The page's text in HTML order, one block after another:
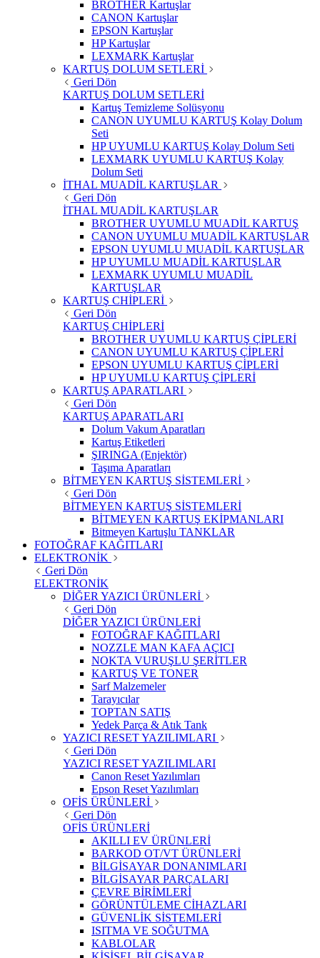
BROTHER Kartuşlar
CANON Kartuşlar
EPSON Kartuşlar
HP Kartuşlar
LEXMARK Kartuşlar
KARTUŞ DOLUM SETLERİ
Geri Dön
KARTUŞ DOLUM SETLERİ
Kartuş Temizleme Solüsyonu
CANON UYUMLU KARTUŞ Kolay Dolum
Seti
HP UYUMLU KARTUŞ Kolay Dolum Seti
LEXMARK UYUMLU KARTUŞ Kolay
Dolum Seti
İTHAL MUADİL KARTUŞLAR
Geri Dön
İTHAL MUADİL KARTUŞLAR
BROTHER UYUMLU MUADİL KARTUŞ
CANON UYUMLU MUADİL KARTUŞLAR
EPSON UYUMLU MUADİL KARTUŞLAR
HP UYUMLU MUADİL KARTUŞLAR
LEXMARK UYUMLU MUADİL
KARTUŞLAR
KARTUŞ CHİPLERİ
Geri Dön
KARTUŞ CHİPLERİ
BROTHER UYUMLU KARTUŞ ÇİPLERİ
CANON UYUMLU KARTUŞ ÇİPLERİ
EPSON UYUMLU KARTUŞ ÇİPLERİ
HP UYUMLU KARTUŞ ÇİPLERİ
KARTUŞ APARATLARI
Geri Dön
KARTUŞ APARATLARI
Dolum Vakum Aparatları
Kartuş Etiketleri
ŞIRINGA (Enjektör)
Taşıma Aparatları
BİTMEYEN KARTUŞ SİSTEMLERİ
Geri Dön
BİTMEYEN KARTUŞ SİSTEMLERİ
BİTMEYEN KARTUŞ EKİPMANLARI
Bitmeyen Kartuşlu TANKLAR
FOTOĞRAF KAĞITLARI
ELEKTRONİK
Geri Dön
ELEKTRONİK
DİĞER YAZICI ÜRÜNLERİ
Geri Dön
DİĞER YAZICI ÜRÜNLERİ
FOTOĞRAF KAĞITLARI
NOZZLE MAN KAFA AÇICI
NOKTA VURUŞLU ŞERİTLER
KARTUŞ VE TONER
Sarf Malzemeler
Tarayıcılar
TOPTAN SATIŞ
Yedek Parça & Atık Tank
YAZICI RESET YAZILIMLARI
Geri Dön
YAZICI RESET YAZILIMLARI
Canon Reset Yazılımları
Epson Reset Yazılımları
OFİS ÜRÜNLERİ
Geri Dön
OFİS ÜRÜNLERİ
AKILLI EV ÜRÜNLERİ
BARKOD OT/VT ÜRÜNLERİ
BİLGİSAYAR DONANIMLARI
BİLGİSAYAR PARÇALARI
ÇEVRE BİRİMLERİ
GÖRÜNTÜLEME CİHAZLARI
GÜVENLİK SİSTEMLERİ
ISITMA VE SOĞUTMA
KABLOLAR